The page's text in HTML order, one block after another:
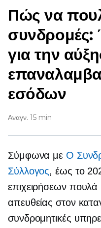
Πώς να
συνδρομές:
για την
εσόδων
Αναγν. 15 min
Σύμφωνα με Ο
Σύλλογος, έως το
επιχειρήσεων πουλά
απευθείας στον
συνδρομητικές